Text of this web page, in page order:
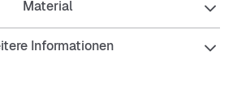
eine Hommage an das Original,
den ganzen Tag lang
Material
Informationen